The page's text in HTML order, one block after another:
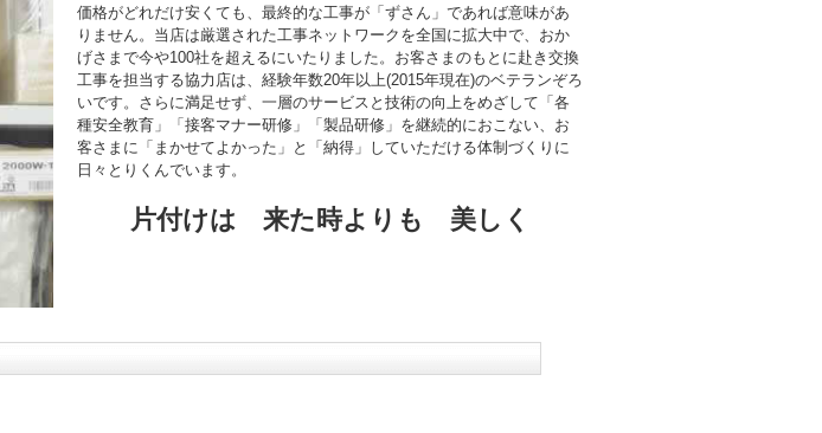
価格がどれだけ安くても、最終的な工事が「ずさん」であれば意味があ
りません。当店は厳選された工事ネットワークを全国に拡大中で、おか
げさまで今や100社を超えるにいたりました。お客さまのもとに赴き交換
工事を担当する協力店は、経験年数20年以上(2015年現在)のベテランぞろ
いです。さらに満足せず、一層のサービスと技術の向上をめざして「各
種安全教育」「接客マナー研修」「製品研修」を継続的におこない、お
客さまに「まかせてよかった」と「納得」していただける体制づくりに
日々とりくんでいます。
片付けは 来た時よりも 美しく